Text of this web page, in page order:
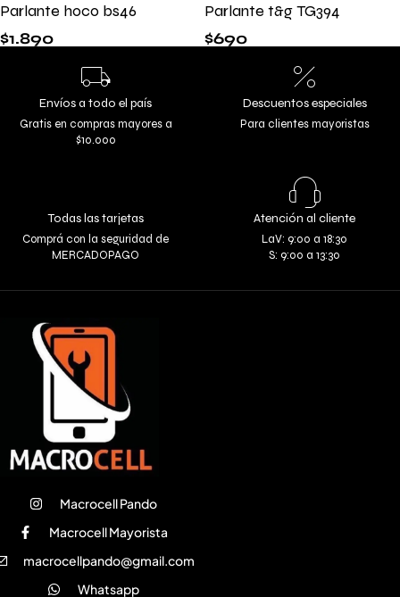
Parlante hoco bs46
$1.890
Parlante t&g TG394
$690
Envíos a todo el país
Gratis en compras mayores a
$10.000
Descuentos especiales
Para clientes mayoristas
Todas las tarjetas
Comprá con la seguridad de
MERCADOPAGO
Atención al cliente
LaV: 9:00 a 18:30
S: 9:00 a 13:30
Macrocell Pando
Macrocell Mayorista
macrocellpando@gmail.com
Whatsapp